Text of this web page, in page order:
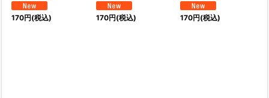
170円(税込) 170円(税込) 170円(税込)